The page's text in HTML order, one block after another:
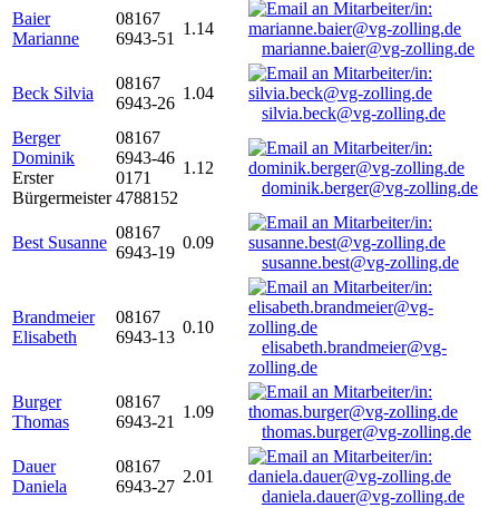
Baier
Marianne
08167
6943-51
1.14
marianne.baier@vg-zolling.de
Beck Silvia
08167
6943-26
1.04
silvia.beck@vg-zolling.de
Berger
Dominik
Erster
Bürgermeister
08167
6943-46
0171
4788152
1.12
dominik.berger@vg-zolling.de
Best Susanne
08167
6943-19
0.09
susanne.best@vg-zolling.de
Brandmeier
Elisabeth
08167
6943-13
0.10
elisabeth.brandmeier@vg-
zolling.de
Burger
Thomas
08167
6943-21
1.09
thomas.burger@vg-zolling.de
Dauer
Daniela
08167
6943-27
2.01
daniela.dauer@vg-zolling.de